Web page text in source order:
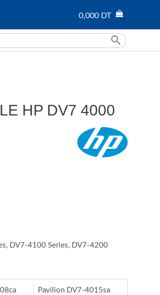
0,000 DT
HP DV7 4000
DV7-4100 Series, DV7-4200
Pavilion DV7-4015sa